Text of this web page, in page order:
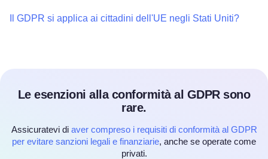
Il GDPR si applica ai cittadini dell'UE negli Stati Uniti?
Le esenzioni alla conformità al GDPR sono
rare.
Assicuratevi di aver compreso i requisiti di conformità al GDPR
per evitare sanzioni legali e finanziarie, anche se operate come
privati.